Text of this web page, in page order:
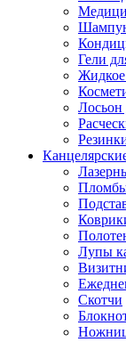
Гели
Лосьон
Лупы
Скотчи